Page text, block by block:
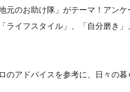
元のお助け隊」がテーマ！ アンケ
ライフスタイル」、「自分磨き
のアドバイスを参考に、日々の暮